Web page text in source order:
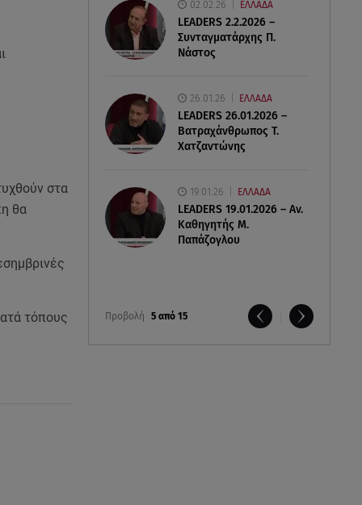
02.02.26 ΕΛΛΑΔΑ
LEADERS 2.2.2026 –
Συνταγματάρχης Π.
Νάστος
26.01.26 ΕΛΛΑΔΑ
LEADERS 26.01.2026 –
Βατραχάνθρωπος Τ.
Χατζαντώνης
19.01.26 ΕΛΛΑΔΑ
LEADERS 19.01.2026 – Αν.
Καθηγητής Μ.
Παπάζογλου
Προβολή 5 από 15
στα
θα
τόπους